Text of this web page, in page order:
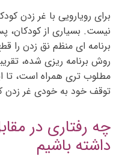
برای رویارویی با غر زدن
نیست. بسیاری از کودکان،
برنامه ای منظم نق زدن را
روش برنامه ریزی شده،
مطلوب تری همراه است، تا
توقف خود به خودی غر زدن
چه رفتاری در
داشته باشیم